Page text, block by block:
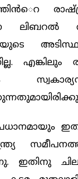
ലിബറല്‍
എങ്കിലും
ഇതിനു ചില